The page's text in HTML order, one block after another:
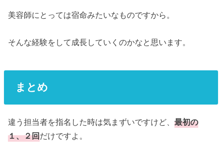
美容師にとっては宿命みたいなものですから。
そんな経験をして成長していくのかなと思います。
まとめ
違う担当者を指名した時は気まずいですけど、最初の
１、２回だけですよ。